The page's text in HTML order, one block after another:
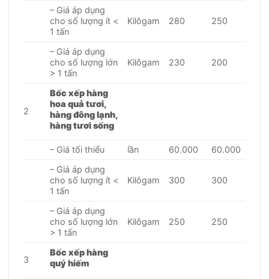
– Giá áp dụng
cho số lượng ít <
1 tấn
Kilôgam 280 250
– Giá áp dụng
cho số lượng lớn
> 1 tấn
Kilôgam 230 200
2
Bốc xếp hàng
hoa quả tươi,
hàng đông lạnh,
hàng tươi sống
– Giá tối thiểu lần 60.000
60.000
– Giá áp dụng
cho số lượng ít <
1 tấn
Kilôgam 300 300
– Giá áp dụng
cho số lượng lớn
> 1 tấn
Kilôgam 250 250
3
Bốc xếp hàng
quý hiếm